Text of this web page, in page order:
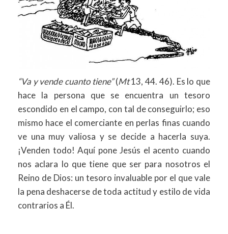
“Va y vende cuanto tiene”(Mt13, 44. 46). Es lo que
hace la persona que se encuentra un tesoro
escondido en el campo, con tal de conseguirlo; eso
mismo hace el comerciante en perlas finas cuando
ve una muy valiosa y se decide a hacerla suya.
¡Venden todo! Aquí pone Jesús el acento cuando
nos aclara lo que tiene que ser para nosotros el
Reino de Dios: un tesoro invaluable por el que vale
la pena deshacerse de toda actitud y estilo de vida
contrarios a Él.